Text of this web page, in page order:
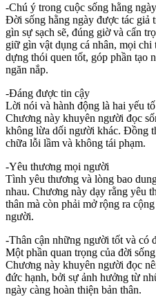
-Chú ý trong cuộc sống hằng ngày
Đời sống hằng ngày được tác giả
gìn sự sạch sẽ, đúng giờ và cẩn
giữ gìn vật dụng cá nhân, mọi
dựng thói quen tốt, góp phần tạo
ngăn nắp.
-Đáng được tin cậy
Lời nói và hành động là hai yếu
Chương này khuyên người đọc
không lừa dối người khác. Đồng
chữa lỗi lầm và không tái phạm.
-Yêu thương mọi người
Tình yêu thương và lòng bao
nhau. Chương này dạy rằng yêu
thân mà còn phải mở rộng ra
người.
-Thân cận những người tốt và có
Một phần quan trọng của đời
Chương này khuyên người đọc
đức hạnh, bởi sự ảnh hưởng từ
ngày càng hoàn thiện bản thân.